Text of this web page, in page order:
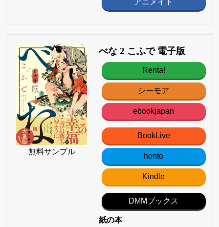
無料サンプル
べな 2 こふで 電子版
Renta!
シーモア
ebookjapan
BookLive
honto
Kindle
DMMブックス
紙の本